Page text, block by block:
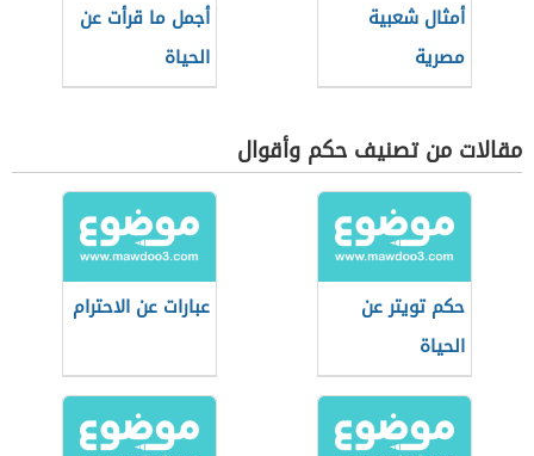
أمثال شعبية
مصرية
أجمل ما قرأت عن
الحياة
مقالات من تصنيف حكم وأقوال
حكم تويتر عن
الحياة
عبارات عن الاحترام